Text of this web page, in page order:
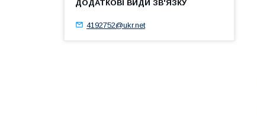
4192752@ukr.net